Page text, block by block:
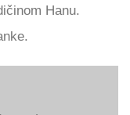
Hanu.